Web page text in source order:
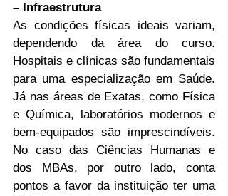
– Infraestrutura
As condições físicas ideais variam,
dependendo da área do curso.
Hospitais e clínicas são fundamentais
para uma especialização em Saúde.
Já nas áreas de Exatas, como Física
e Química, laboratórios modernos e
bem-equipados são imprescindíveis.
No caso das Ciências Humanas e
dos MBAs, por outro lado, conta
pontos a favor da instituição ter uma